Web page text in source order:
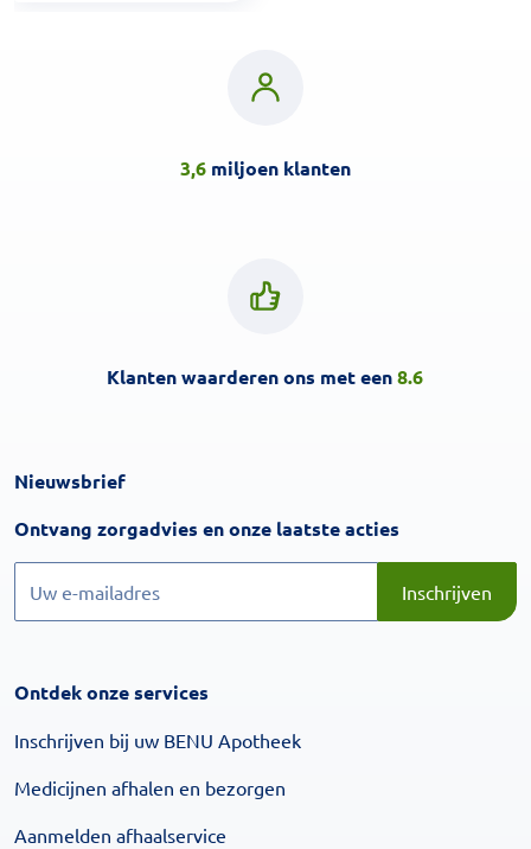
3,6miljoen klanten
Klanten waarderen ons met een8.6
Nieuwsbrief
Ontvang zorgadvies en onze laatste acties
Inschrijven
Ontdek onze services
Inschrijven bij uw BENU Apotheek
Medicijnen afhalen en bezorgen
Aanmelden afhaalservice